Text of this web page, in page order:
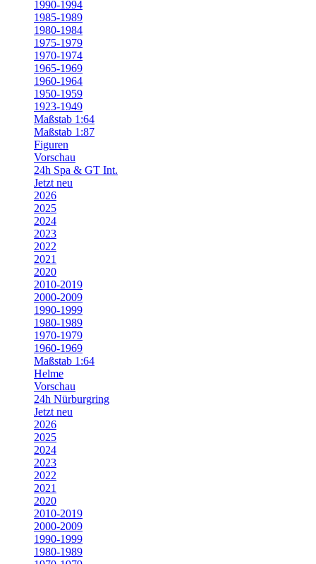
1990-1994
1985-1989
1980-1984
1975-1979
1970-1974
1965-1969
1960-1964
1950-1959
1923-1949
Maßstab 1:64
Maßstab 1:87
Figuren
Vorschau
24h Spa & GT Int.
Jetzt neu
2026
2025
2024
2023
2022
2021
2020
2010-2019
2000-2009
1990-1999
1980-1989
1970-1979
1960-1969
Maßstab 1:64
Helme
Vorschau
24h Nürburgring
Jetzt neu
2026
2025
2024
2023
2022
2021
2020
2010-2019
2000-2009
1990-1999
1980-1989